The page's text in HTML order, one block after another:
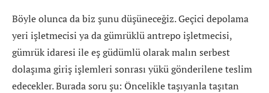
Böyle olunca da biz şunu düşüneceğiz. Geçici depolama
yeri işletmecisi ya da gümrüklü antrepo işletmecisi,
gümrük idaresi ile eş güdümlü olarak malın serbest
dolaşıma giriş işlemleri sonrası yükü gönderilene teslim
edecekler. Burada soru şu: Öncelikle taşıyanla taşıtan